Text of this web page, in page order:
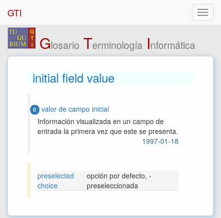
GTI
Glosario Terminología Informática
initial field value
0 valor de campo inicial
Información visualizada en un campo de
entrada la primera vez que este se presenta.
1997-01-18
preselected
choice
opción por defecto, -
preseleccionada